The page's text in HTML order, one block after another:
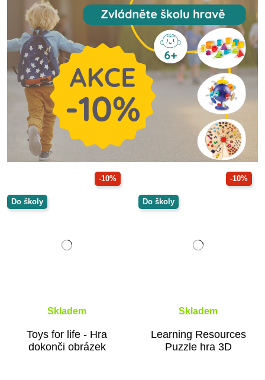
-10%
Do školy
Skladem
Toys for life - Hra
dokonči obrázek
-10%
Do školy
Skladem
Learning Resources
Puzzle hra 3D